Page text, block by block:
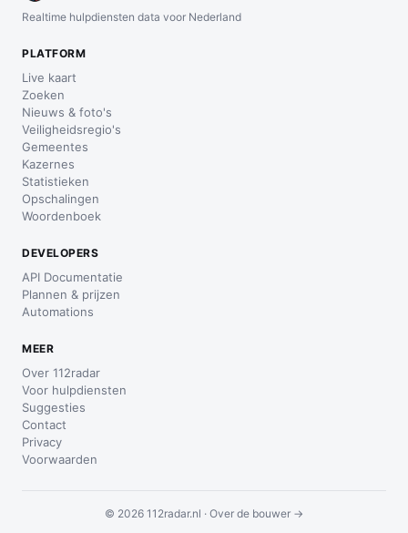
Realtime hulpdiensten data voor Nederland
PLATFORM
Live kaart
Zoeken
Nieuws & foto's
Veiligheidsregio's
Gemeentes
Kazernes
Statistieken
Opschalingen
Woordenboek
DEVELOPERS
API Documentatie
Plannen & prijzen
Automations
MEER
Over 112radar
Voor hulpdiensten
Suggesties
Contact
Privacy
Voorwaarden
© 2026 112radar.nl · Over de bouwer →